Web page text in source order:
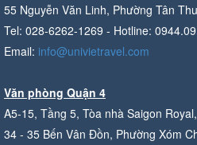
55 Nguyễn Văn Linh, Phường Tân
Tel: 028-6262-1269 - Hotline:
Email: info@univietravel.com
Văn phòng Quận 4
A5-15, Tầng 5, Tòa nhà Saigon Royal,
34 - 35 Bến Vân Đồn, Phường Xóm